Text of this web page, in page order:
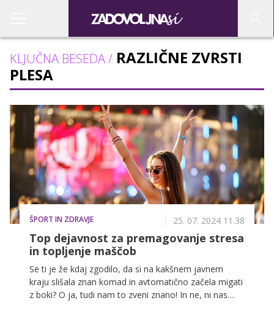
KLJUČNA BESEDA / RAZLIČNE ZVRSTI
PLESA
ŠPORT IN ZDRAVJE 25. 07. 2024 11.38
Top dejavnost za premagovanje stresa
in topljenje maščob
Se ti je že kdaj zgodilo, da si na kakšnem javnem
kraju slišala znan komad in avtomatično začela migati
z boki? O ja, tudi nam to zveni znano! In ne, ni nas